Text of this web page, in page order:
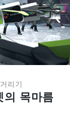
리기
의 목마름